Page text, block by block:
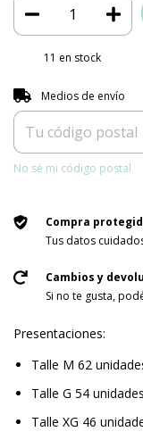
11 en stock
Entregas para el CP:
Medios de envío
No sé mi código postal
Compra
Tus datos
Cambios y
Si no te gusta,
Presentaciones:
Talle M 62
Talle G 54 unidades
Talle XG 46